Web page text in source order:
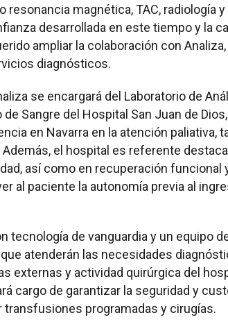
magnética, TAC, radiología y
desarrollada en este tiempo y la
ampliar la colaboración con
diagnósticos.
se encargará del Laboratorio de
Sangre del Hospital San Juan de
en Navarra en la atención paliativa,
el hospital es referente
así como en recuperación funcional
al paciente la autonomía previa al
tecnología de vanguardia y un equipo
atenderán las necesidades
externas y actividad quirúrgica del
cargo de garantizar la seguridad y
programadas y cirugías.